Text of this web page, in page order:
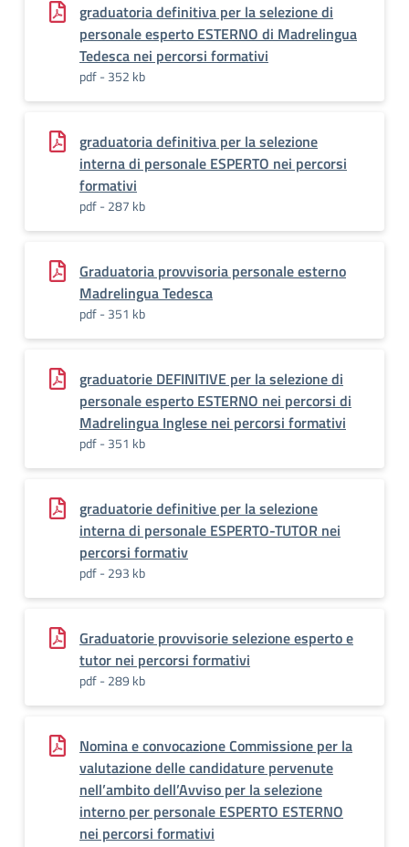
graduatoria definitiva per la selezione di
personale esperto ESTERNO di Madrelingua
Tedesca nei percorsi formativi
pdf - 352 kb
graduatoria definitiva per la selezione
interna di personale ESPERTO nei percorsi
formativi
pdf - 287 kb
Graduatoria provvisoria personale esterno
Madrelingua Tedesca
pdf - 351 kb
graduatorie DEFINITIVE per la selezione di
personale esperto ESTERNO nei percorsi di
Madrelingua Inglese nei percorsi formativi
pdf - 351 kb
graduatorie definitive per la selezione
interna di personale ESPERTO-TUTOR nei
percorsi formativ
pdf - 293 kb
Graduatorie provvisorie selezione esperto e
tutor nei percorsi formativi
pdf - 289 kb
Nomina e convocazione Commissione per la
valutazione delle candidature pervenute
nell’ambito dell’Avviso per la selezione
interno per personale ESPERTO ESTERNO
nei percorsi formativi